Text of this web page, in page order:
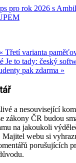
pro rok 2026 s
« Třetí varianta
Je to tady: český
pak zdarma »
a nesouvisející
zákony ČR budou
na jakoukoli
webu si
porušujících